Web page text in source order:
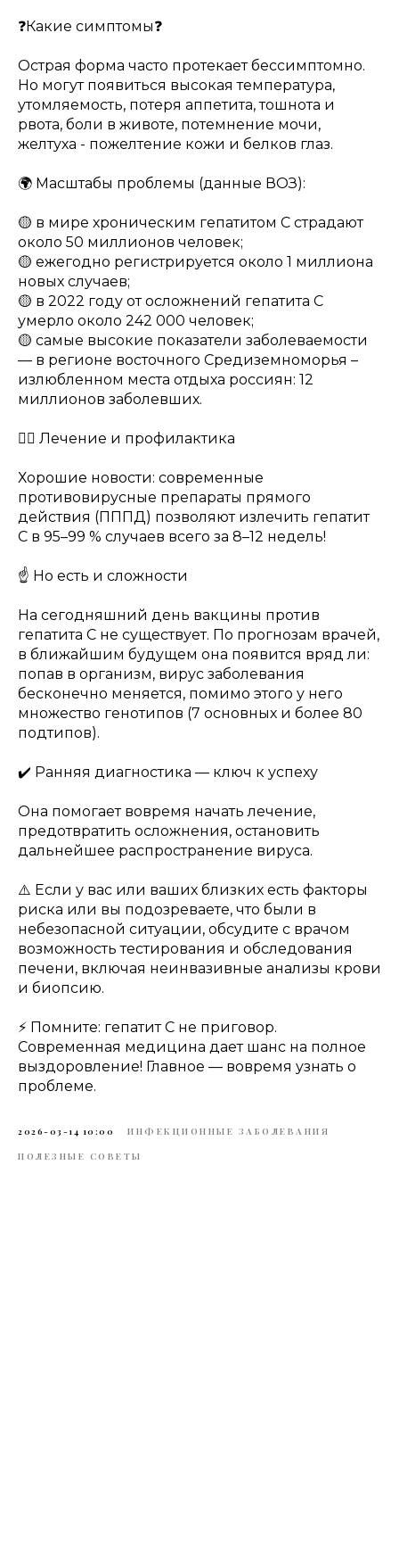
❓Какие симптомы❓
Острая форма часто протекает бессимптомно.
Но могут появиться высокая температура,
утомляемость, потеря аппетита, тошнота и
рвота, боли в животе, потемнение мочи,
желтуха - пожелтение кожи и белков глаз.
🌍 Масштабы проблемы (данные ВОЗ):
🟡 в мире хроническим гепатитом С страдают
около 50 миллионов человек;
🟡 ежегодно регистрируется около 1 миллиона
новых случаев;
🟡 в 2022 году от осложнений гепатита С
умерло около 242 000 человек;
🟡 самые высокие показатели заболеваемости
— в регионе восточного Средиземноморья –
излюбленном места отдыха россиян: 12
миллионов заболевших.
👨‍⚕️ Лечение и профилактика
Хорошие новости: современные
противовирусные препараты прямого
действия (ПППД) позволяют излечить гепатит
С в 95–99 % случаев всего за 8–12 недель!
☝️ Но есть и сложности
На сегодняшний день вакцины против
гепатита С не существует. По прогнозам врачей,
в ближайшим будущем она появится вряд ли:
попав в организм, вирус заболевания
бесконечно меняется, помимо этого у него
множество генотипов (7 основных и более 80
подтипов).
✔️ Ранняя диагностика — ключ к успеху
Она помогает вовремя начать лечение,
предотвратить осложнения, остановить
дальнейшее распространение вируса.
⚠️ Если у вас или ваших близких есть факторы
риска или вы подозреваете, что были в
небезопасной ситуации, обсудите с врачом
возможность тестирования и обследования
печени, включая неинвазивные анализы крови
и биопсию.
⚡️ Помните: гепатит С не приговор.
Современная медицина дает шанс на полное
выздоровление! Главное — вовремя узнать о
проблеме.
2026-03-14 10:00
ИНФЕКЦИОННЫЕ ЗАБОЛЕВАНИЯ
ПОЛЕЗНЫЕ СОВЕТЫ